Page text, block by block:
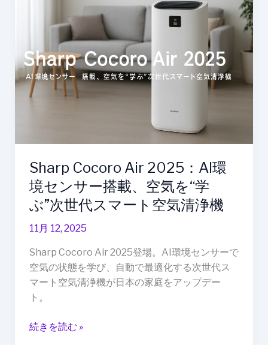
Sharp Cocoro Air 2025：AI環
境センサー搭載、空気を“学
ぶ”次世代スマート空気清浄機
11月 12, 2025
Sharp Cocoro Air 2025登場。AI環境センサーで
空気の状態を学び、自動で最適化する次世代ス
マート空気清浄機が日本の家庭をアップデー
ト。
AI
環
境
セ
ー
載、
空
気
ぶ”次
世
代
マ
ト
続きを読む »